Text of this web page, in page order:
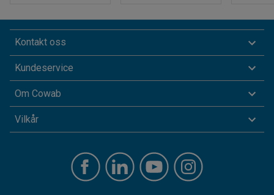
Kontakt oss
Kundeservice
Om Cowab
Vilkår